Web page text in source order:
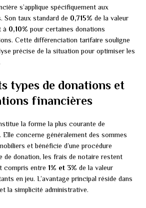
s’applique spécifiquement aux
Son taux standard de 0,715% de la valeur
à 0,10% pour certaines donations
Cette différenciation tarifaire souligne
précise de la situation pour optimiser les
types de donations et
financières
la forme la plus courante de
concerne généralement des sommes
et bénéficie d’une procédure
de donation, les frais de notaire restent
compris entre 1% et 3% de la valeur
en jeu. L’avantage principal réside dans
la simplicité administrative.